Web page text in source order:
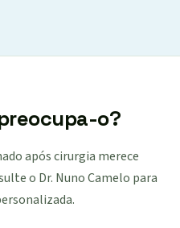
o?
após cirurgia merece
o Dr. Nuno Camelo para